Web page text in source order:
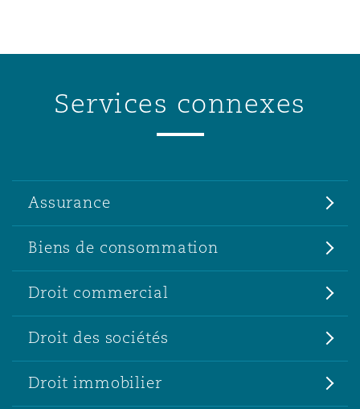
Services connexes
Assurance
Biens de consommation
Droit commercial
Droit des sociétés
Droit immobilier